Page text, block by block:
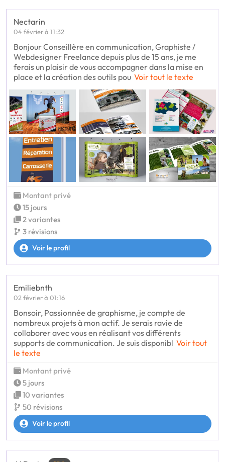
Nectarin
04 février à 11:32
Bonjour Conseillère en communication, Graphiste /
Webdesigner Freelance depuis plus de 15 ans, je me
ferais un plaisir de vous accompagner dans la mise en
place et la création des outils pou Voir tout le texte
Montant privé
15 jours
2 variantes
3 révisions
Voir le profil
Emiliebnth
02 février à 01:16
Bonsoir, Passionnée de graphisme, je compte de
nombreux projets à mon actif. Je serais ravie de
collaborer avec vous en réalisant vos différents
supports de communication. Je suis disponibl Voir tout
le texte
Montant privé
5 jours
10 variantes
50 révisions
Voir le profil